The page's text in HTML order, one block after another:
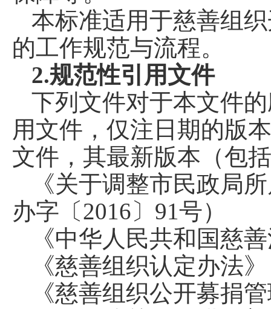
本标准适用于慈善组
的工作规范与流程。
2.规范性引用文件
下列文件对于本文件
用文件，仅注日期的版
文件，其最新版本（包
《关于调整市民政局
办字〔2016〕91号）
《中华人民共和国慈
《慈善组织认定办法
《慈善组织公开募捐